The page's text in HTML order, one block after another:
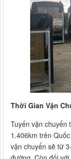
Thời Gian Vận
Tuyến vận chuyển
1.406km trên
vận chuyển sẽ từ